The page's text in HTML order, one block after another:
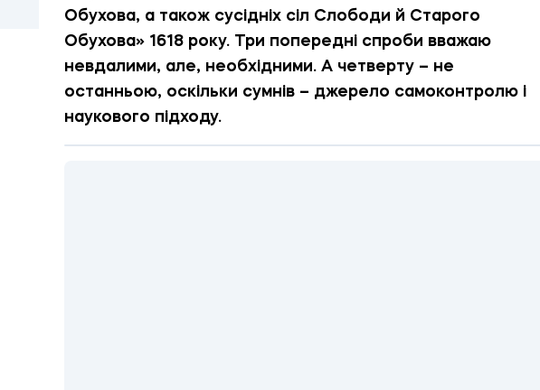
Обухова, а також сусідніх сіл Слободи й Старого
Обухова» 1618 року. Три попередні спроби вважаю
невдалими, але, необхідними. А четверту – не
останньою, оскільки сумнів – джерело самоконтролю і
наукового підходу.